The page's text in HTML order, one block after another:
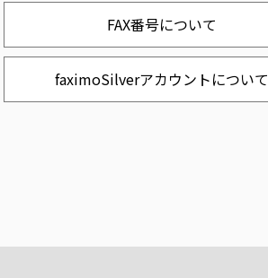
FAX番号について
faximoSilverアカウントについて